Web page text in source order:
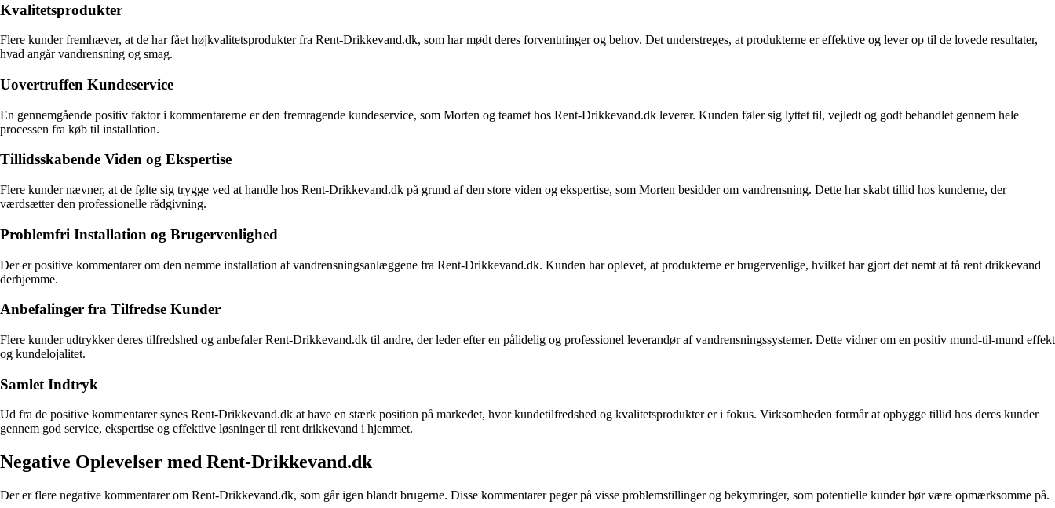
Kvalitetsprodukter
Flere kunder fremhæver, at de har fået højkvalitetsprodukter fra Rent-Drikkevand.dk, som har mødt deres forventninger og behov. Det understreges, at produkterne er effektive og lever op til de lovede resultater,
hvad angår vandrensning og smag.
Uovertruffen Kundeservice
En gennemgående positiv faktor i kommentarerne er den fremragende kundeservice, som Morten og teamet hos Rent-Drikkevand.dk leverer. Kunden føler sig lyttet til, vejledt og godt behandlet gennem hele
processen fra køb til installation.
Tillidsskabende Viden og Ekspertise
Flere kunder nævner, at de følte sig trygge ved at handle hos Rent-Drikkevand.dk på grund af den store viden og ekspertise, som Morten besidder om vandrensning. Dette har skabt tillid hos kunderne, der
værdsætter den professionelle rådgivning.
Problemfri Installation og Brugervenlighed
Der er positive kommentarer om den nemme installation af vandrensningsanlæggene fra Rent-Drikkevand.dk. Kunden har oplevet, at produkterne er brugervenlige, hvilket har gjort det nemt at få rent drikkevand
derhjemme.
Anbefalinger fra Tilfredse Kunder
Flere kunder udtrykker deres tilfredshed og anbefaler Rent-Drikkevand.dk til andre, der leder efter en pålidelig og professionel leverandør af vandrensningssystemer. Dette vidner om en positiv mund-til-mund effekt
og kundelojalitet.
Samlet Indtryk
Ud fra de positive kommentarer synes Rent-Drikkevand.dk at have en stærk position på markedet, hvor kundetilfredshed og kvalitetsprodukter er i fokus. Virksomheden formår at opbygge tillid hos deres kunder
gennem god service, ekspertise og effektive løsninger til rent drikkevand i hjemmet.
Negative Oplevelser med Rent-Drikkevand.dk
Der er flere negative kommentarer om Rent-Drikkevand.dk, som går igen blandt brugerne. Disse kommentarer peger på visse problemstillinger og bekymringer, som potentielle kunder bør være opmærksomme på.